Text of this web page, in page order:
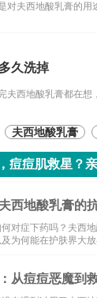
对夫西地酸乳膏的
久洗掉
夫西地酸乳膏都在
夫西地酸乳膏
痘痘肌救星？
西地酸乳膏的
对症下药吗？夫西
为何能在护肤界大
从痘痘恶魔到